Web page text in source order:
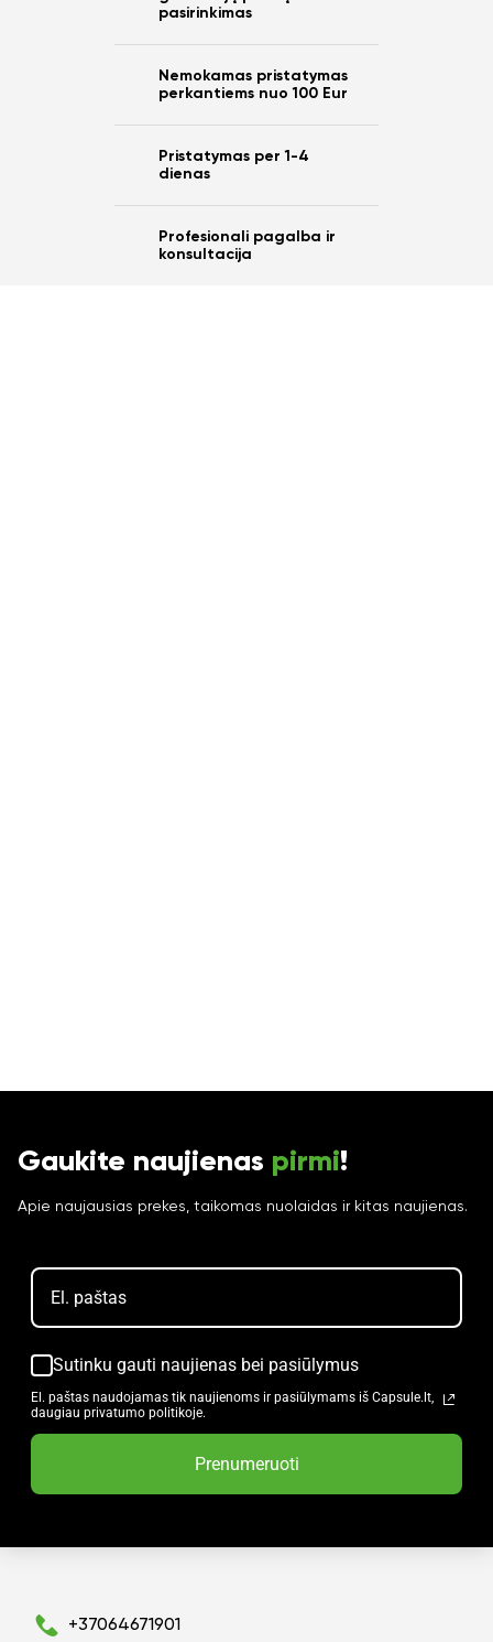
pasirinkimas
Nemokamas pristatymas
perkantiems nuo 100 Eur
Pristatymas per 1-4
dienas
Profesionali pagalba ir
konsultacija
Gaukite naujienas pirmi!
Apie naujausias prekes, taikomas nuolaidas ir kitas naujienas.
Sutinku gauti naujienas bei pasiūlymus
El. paštas naudojamas tik naujienoms ir pasiūlymams iš Capsule.lt,
daugiau privatumo politikoje.
Prenumeruoti
+37064671901